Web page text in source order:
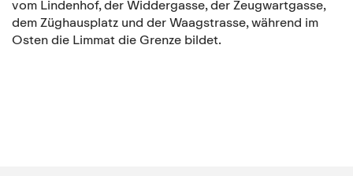
vom Lindenhof, der Widdergasse, der Zeugwartgasse,
dem Züghausplatz und der Waagstrasse, während im
Osten die Limmat die Grenze bildet.